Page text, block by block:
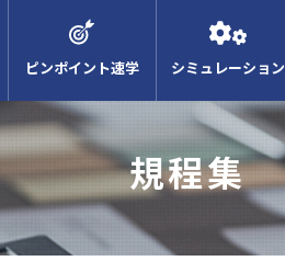
ピンポイント速学 シミュレーション
規程集